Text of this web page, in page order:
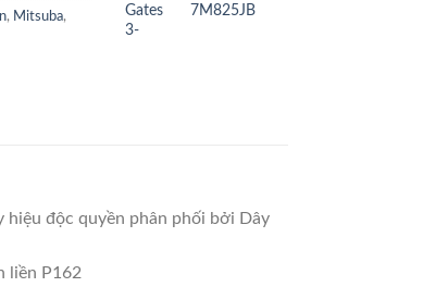
, Mitsuba,
7M825JB
hiệu độc quyền phân phối bởi Dây
liền P162